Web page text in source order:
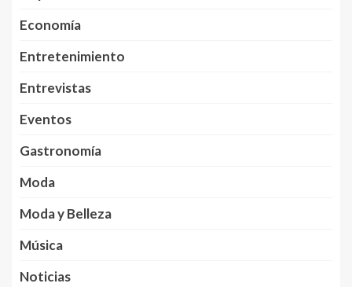
Economía
Entretenimiento
Entrevistas
Eventos
Gastronomía
Moda
Moda y Belleza
Música
Noticias